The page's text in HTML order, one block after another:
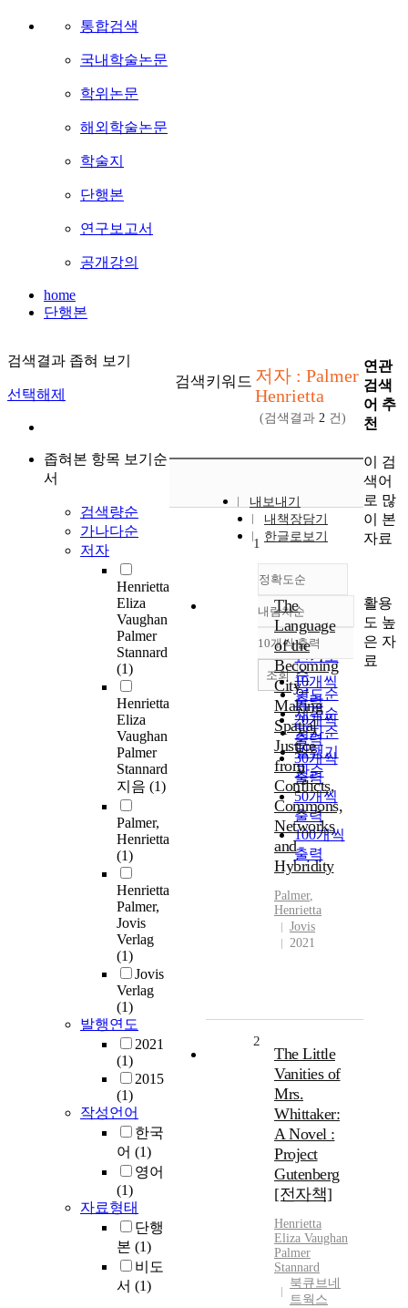
통합검색
국내학술논문
학위논문
해외학술논문
학술지
단행본
연구보고서
공개강의
home
단행본
검색결과 좁혀 보기
선택해제
좁혀본 항목 보기순
서
검색량순
가나다순
저자
Henrietta
Eliza
Vaughan
Palmer
Stannard
(1)
Henrietta
Eliza
Vaughan
Palmer
Stannard
지음 (1)
Palmer,
Henrietta
(1)
Henrietta
Palmer,
Jovis
Verlag
(1)
Jovis
Verlag
(1)
발행연도
2021
(1)
2015
(1)
작성언어
한국
어 (1)
영어
(1)
자료형태
단행
본 (1)
비도
서 (1)
검색키워드 저자 : Palmer
Henrietta
(검색결과 2 건)
내보내기
내책장담기
한글로보기
정확도순
정확도
순
인기도
순
연도순
제목순
저자순
발행기
관순
내림차순
내림차순
10개씩 출력
10개씩
출력
20개씩
출력
30개씩
출력
50개씩
출력
100개씩
출력
조회
1
The
Language
of the
Becoming
City :
Making
Spatial
Justice
from
Conflicts,
Commons,
Networks
and
Hybridity
Palmer,
Henrietta
Jovis
2021
2
The Little
Vanities of
Mrs.
Whittaker:
A Novel :
Project
Gutenberg
[전자책]
Henrietta
Eliza Vaughan
Palmer
Stannard
북큐브네
트웍스
연관
검색
어 추
천
이 검
색어
로 많
이 본
자료
활용
도 높
은 자
료